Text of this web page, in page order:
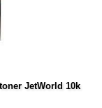
JetWorld 10k